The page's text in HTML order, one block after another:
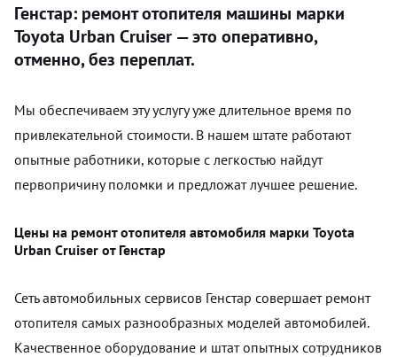
Генстар: ремонт отопителя машины марки
Toyota Urban Cruiser — это оперативно,
отменно, без переплат.
Мы обеспечиваем эту услугу уже длительное время по
привлекательной стоимости. В нашем штате работают
опытные работники, которые с легкостью найдут
первопричину поломки и предложат лучшее решение.
Цены на ремонт отопителя автомобиля марки Toyota
Urban Cruiser от Генстар
Сеть автомобильных сервисов Генстар совершает ремонт
отопителя самых разнообразных моделей автомобилей.
Качественное оборудование и штат опытных сотрудников